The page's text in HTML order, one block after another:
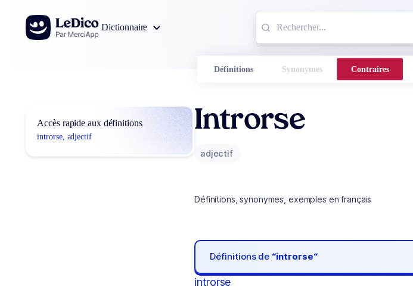
Aller au contenu
Dictionnaire
Définitions Synonymes Contraires
Accès rapide aux définitions
introrse, adjectif
Introrse
adjectif
Définitions, synonymes, exemples en français
Définitions de “introrse“
introrse